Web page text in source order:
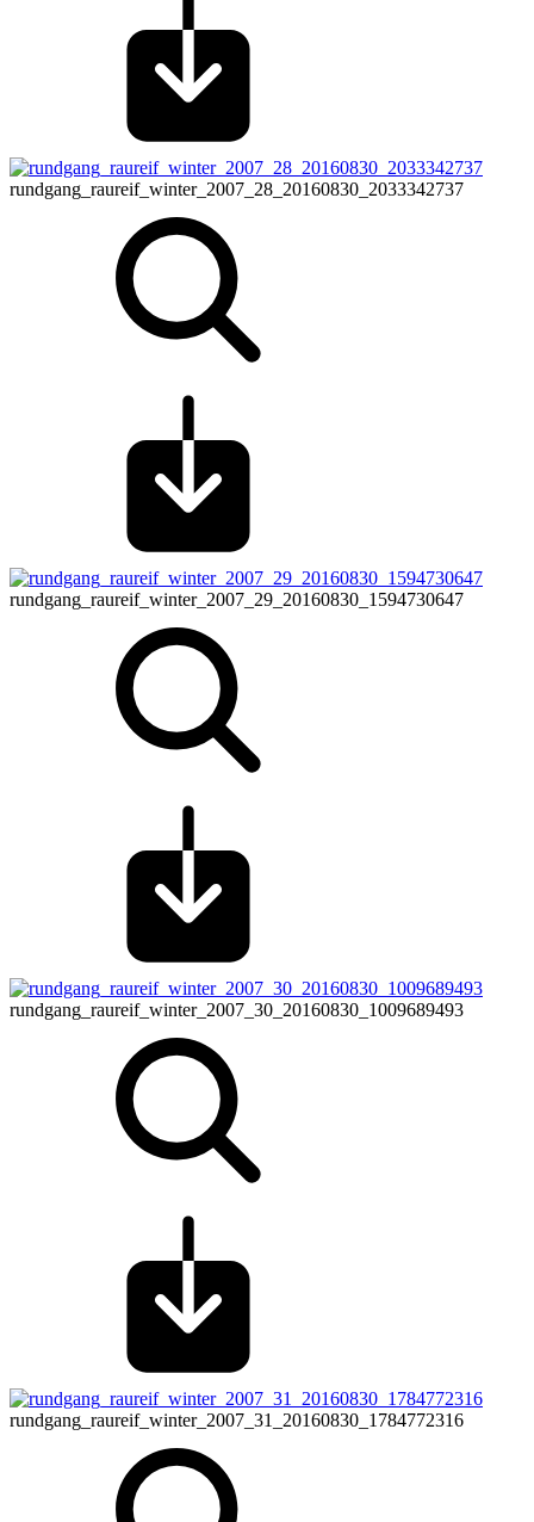
rundgang_raureif_winter_2007_28_20160830_2033342737
rundgang_raureif_winter_2007_29_20160830_1594730647
rundgang_raureif_winter_2007_30_20160830_1009689493
rundgang_raureif_winter_2007_31_20160830_1784772316